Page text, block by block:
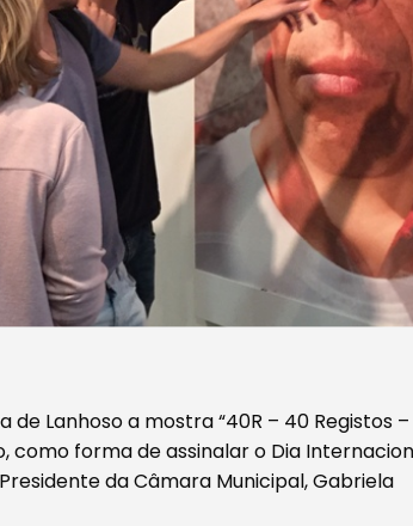
Lanhoso a mostra “40R – 40 Registos
como forma de assinalar o Dia
da Câmara Municipal, Gabriela